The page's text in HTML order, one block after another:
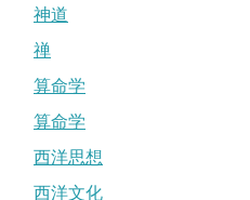
神道
禅
算命学
算命学
西洋思想
西洋文化